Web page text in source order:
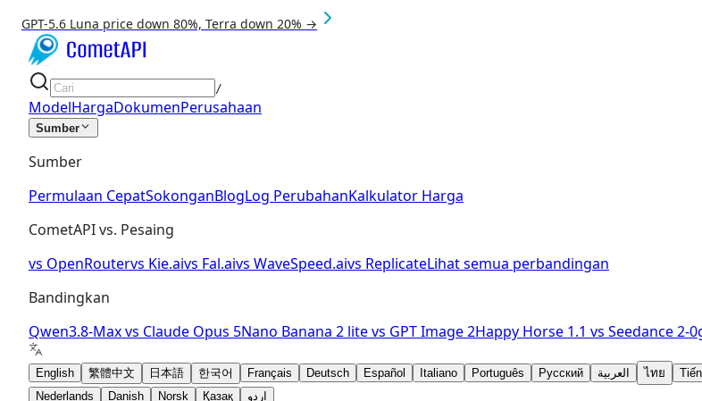
GPT-5.6 Luna price down 80%, Terra down 20% →
/
ModelHargaDokumenPerusahaan
Sumber
Sumber
Permulaan CepatSokonganBlogLog PerubahanKalkulator Harga
CometAPI vs. Pesaing
vs OpenRoutervs Kie.aivs Fal.aivs WaveSpeed.aivs ReplicateLihat semua perbandingan
Bandingkan
Qwen3.8-Maxvs Claude Opus 5Nano Banana 2 litevs GPT Image 2Happy Horse 1.1 vs Seedance 2-0
English 繁體中文 日本語 한국어 Français Deutsch Español Italiano Português Русский العربية ไทย
Nederlands
Danish Norsk Қазақ اردو